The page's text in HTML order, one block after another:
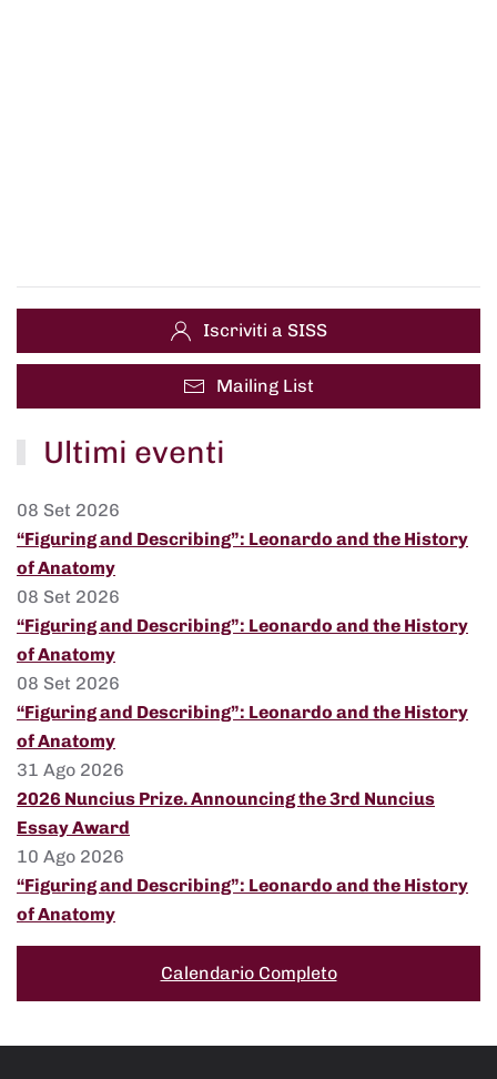
Iscriviti a SISS
Mailing List
Ultimi eventi
08 Set 2026
“Figuring and Describing”: Leonardo and the History
of Anatomy
08 Set 2026
“Figuring and Describing”: Leonardo and the History
of Anatomy
08 Set 2026
“Figuring and Describing”: Leonardo and the History
of Anatomy
31 Ago 2026
2026 Nuncius Prize. Announcing the 3rd Nuncius
Essay Award
10 Ago 2026
“Figuring and Describing”: Leonardo and the History
of Anatomy
Calendario Completo